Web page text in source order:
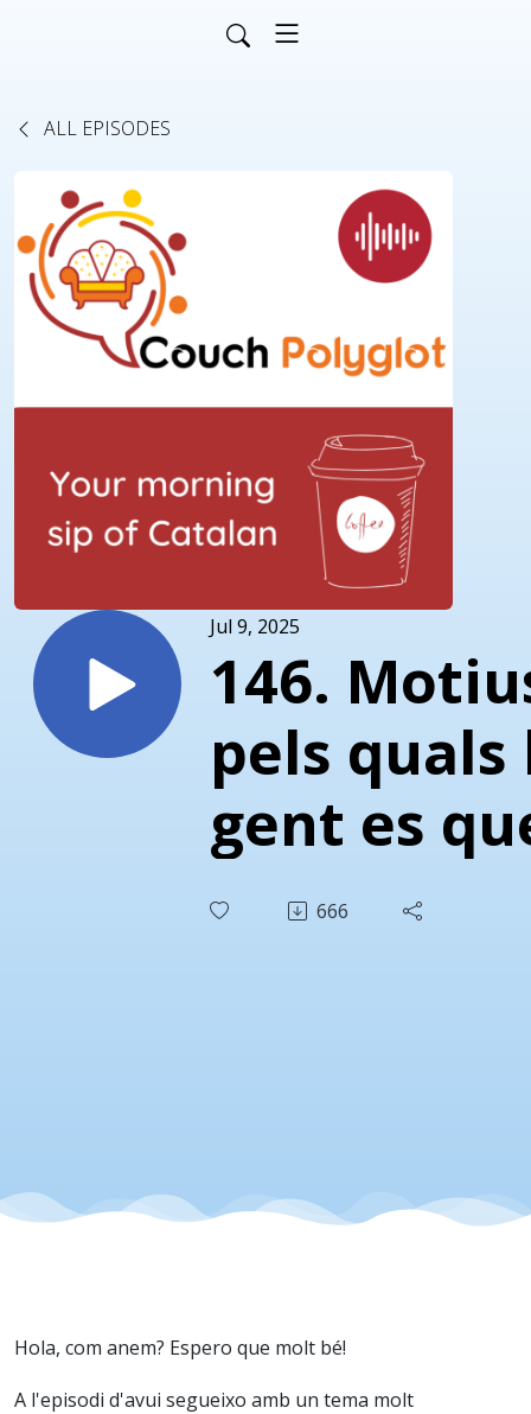
ALL EPISODES
Jul 9, 2025
146.
pels quals
gent es
encallada
(Part 2)
666
Hola, com anem? Espero que molt bé!
A l'episodi d'avui segueixo amb un tema molt